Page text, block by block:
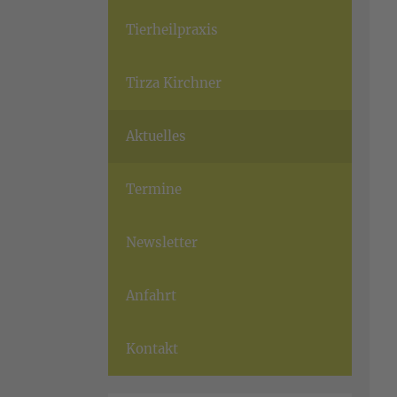
Tierheilpraxis
Tirza Kirchner
Aktuelles
Termine
Newsletter
Anfahrt
Kontakt